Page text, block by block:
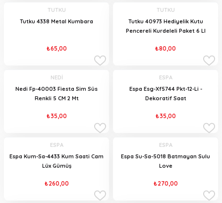
TUTKU
Tutku 4338 Metal Kumbara
₺65,00
TUTKU
Tutku 40973 Hediyelik Kutu
Pencereli Kurdeleli Paket 6 LI
₺80,00
NEDİ
Nedi Fp-40003 Fiesta Sim Süs
Renkli 5 CM 2 Mt
₺35,00
ESPA
Espa Esg-Xf5744 Pkt-12-Li -
Dekoratif Saat
₺35,00
ESPA
Espa Kum-Sa-4433 Kum Saati Cam
Lüx Gümüş
₺260,00
ESPA
Espa Su-Sa-5018 Batmayan Sulu
Love
₺270,00